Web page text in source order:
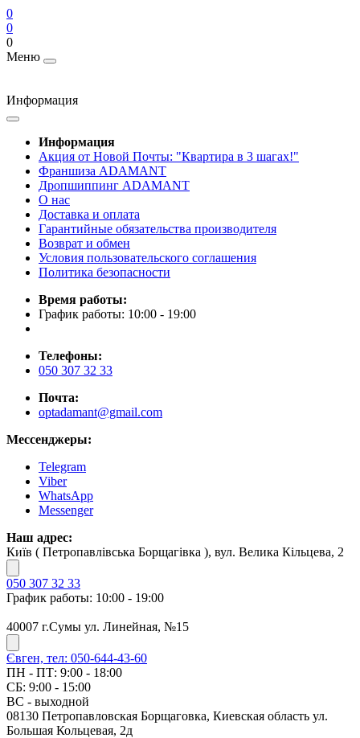
0
0
0
Меню
Информация
Информация
Акция от Новой Почты: "Квартира в 3 шагах!"
Франшиза ADAMANT
Дропшиппинг ADAMANT
О нас
Доставка и оплата
Гарантийные обязательства производителя
Возврат и обмен
Условия пользовательского соглашения
Политика безопасности
Время работы:
График работы: 10:00 - 19:00
Телефоны:
050 307 32 33
Почта:
optadamant@gmail.com
Мессенджеры:
Telegram
Viber
WhatsApp
Messenger
Наш адрес:
Київ ( Петропавлівська Борщагівка ), вул. Велика Кільцева, 2
050 307 32 33
График работы: 10:00 - 19:00
40007 г.Сумы ул. Линейная, №15
Євген, тел: 050-644-43-60
ПН - ПТ: 9:00 - 18:00
СБ: 9:00 - 15:00
ВС - выходной
08130 Петропавловская Борщаговка, Киевская область ул.
Большая Кольцевая, 2д